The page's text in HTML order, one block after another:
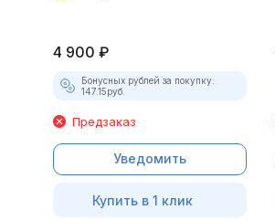
4 900 ₽
Бонусных рублей за покупку:
147.15руб.
Предзаказ
Уведомить
Купить в 1 клик